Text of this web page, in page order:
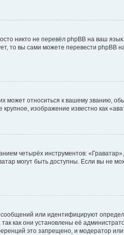
никто не перевёл phpBB на ваш
то вы сами можете перевести
относиться к вашему званию,
изображение известно как
четырёх инструментов:
могут быть доступны. Если вы не
или идентифицируют
как они установлены её
это запрещено, и модератор